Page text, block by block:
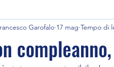
Garofalo 17 mag Tempo di